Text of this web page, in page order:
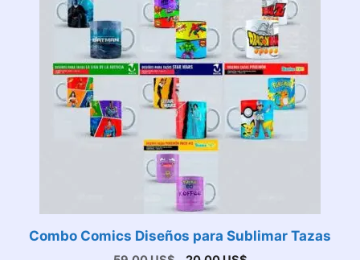
16,00 US$
Combo Comics Diseños para Sublimar Tazas